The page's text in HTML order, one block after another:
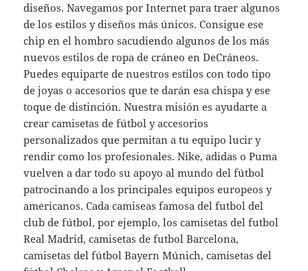
diseños. Navegamos por Internet para traer algunos
de los estilos y diseños más únicos. Consigue ese
chip en el hombro sacudiendo algunos de los más
nuevos estilos de ropa de cráneo en DeCráneos.
Puedes equiparte de nuestros estilos con todo tipo
de joyas o accesorios que te darán esa chispa y ese
toque de distinción. Nuestra misión es ayudarte a
crear camisetas de fútbol y accesorios
personalizados que permitan a tu equipo lucir y
rendir como los profesionales. Nike, adidas o Puma
vuelven a dar todo su apoyo al mundo del fútbol
patrocinando a los principales equipos europeos y
americanos. Cada camiseas famosa del futbol del
club de fútbol, por ejemplo, los camisetas del futbol
Real Madrid, camisetas de futbol Barcelona,
camisetas del fútbol Bayern Múnich, camisetas del